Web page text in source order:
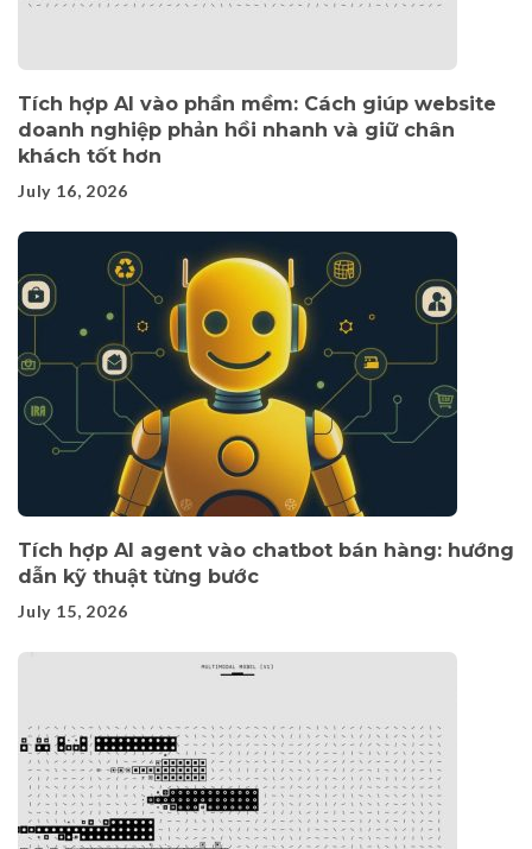
Tích hợp AI vào phần mềm: Cách giúp website
doanh nghiệp phản hồi nhanh và giữ chân
khách tốt hơn
July 16, 2026
Tích hợp AI agent vào chatbot bán hàng: hướng
dẫn kỹ thuật từng bước
July 15, 2026